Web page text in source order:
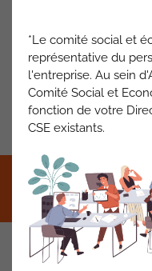
©2021 CFDT AXA
*Le comité social et
représentative du
l'entreprise. Au sein
Comité Social et
fonction de votre
CSE existants.